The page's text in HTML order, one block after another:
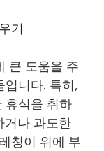
기
큰 도움을 주
입니다. 특히,
휴식을 취하
거나 과도한
칭이 위에 부